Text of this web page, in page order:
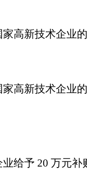
高新技术企业
高新技术企业
给予 20 万元补